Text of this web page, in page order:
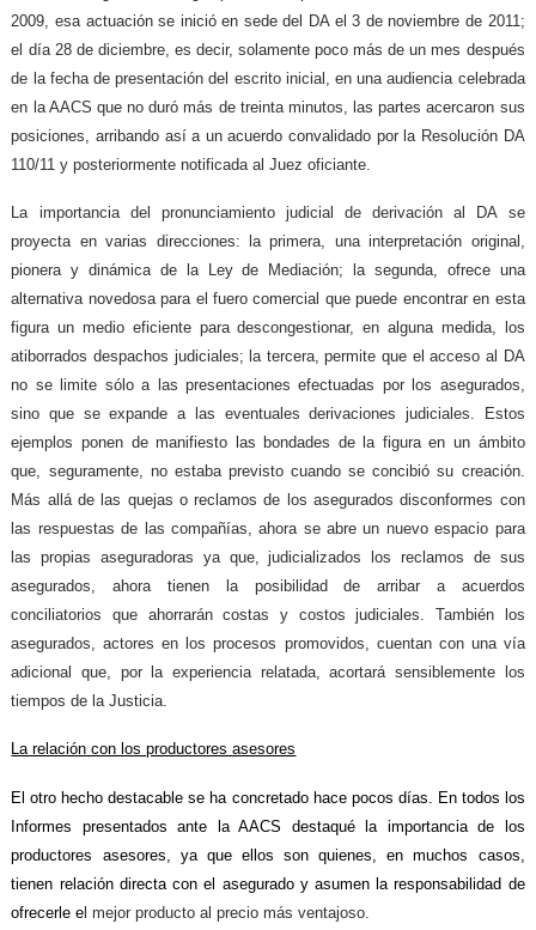
2009, esa actuación se inició en sede del DA el 3 de noviembre de 2011;
el día 28 de diciembre, es decir, solamente poco más de un mes después
de la fecha de presentación del escrito inicial, en una audiencia celebrada
en la AACS que no duró más de treinta minutos, las partes acercaron sus
posiciones, arribando así a un acuerdo convalidado por la Resolución DA
110/11 y posteriormente notificada al Juez oficiante.
La importancia del pronunciamiento judicial de derivación al DA se
proyecta en varias direcciones: la primera, una interpretación original,
pionera y dinámica de la Ley de Mediación; la segunda, ofrece una
alternativa novedosa para el fuero comercial que puede encontrar en esta
figura un medio eficiente para descongestionar, en alguna medida, los
atiborrados despachos judiciales; la tercera, permite que el acceso al DA
no se limite sólo a las presentaciones efectuadas por los asegurados,
sino que se expande a las eventuales derivaciones judiciales.
Estos
ejemplos ponen de manifiesto las bondades de la figura en un ámbito
que, seguramente, no estaba previsto cuando se concibió su creación.
Más allá de las quejas o reclamos de los asegurados disconformes con
las respuestas de las compañías, ahora se abre un nuevo espacio para
las propias aseguradoras ya que, judicializados los reclamos de sus
asegurados, ahora tienen la posibilidad de arribar a acuerdos
conciliatorios que ahorrarán costas y costos judiciales. También los
asegurados, actores en los procesos promovidos, cuentan con una vía
adicional que, por la experiencia relatada, acortará sensiblemente los
tiempos de la Justicia.
La relación con los productores asesores
El otro hecho destacable se ha concretado hace pocos días. En todos los
Informes presentados ante la AACS destaqué la importancia de los
productores asesores, ya que ellos son quienes, en muchos casos,
tienen relación directa con el asegurado y asumen la responsabilidad de
ofrecerle e l mejor producto al precio más ventajoso.